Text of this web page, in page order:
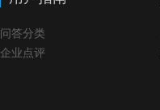
问答分类
企业点评